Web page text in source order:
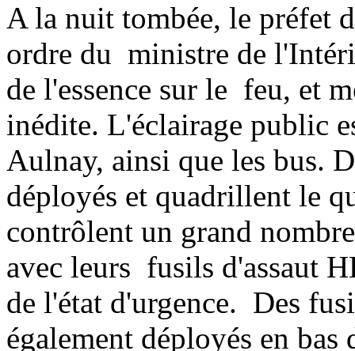
A la nuit tombée, le préfet
ordre du ministre de
de l'essence sur le feu, et
inédite. L'éclairage public
Aulnay, ainsi que les bus.
déployés et quadrillent le
contrôlent un grand
avec leurs fusils d'assaut
de l'état d'urgence. Des
également déployés en